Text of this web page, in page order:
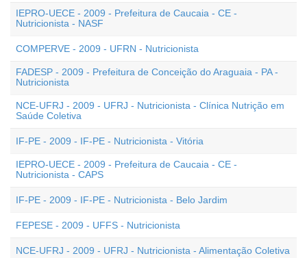
IEPRO-UECE - 2009 - Prefeitura de Caucaia - CE -
Nutricionista - NASF
COMPERVE - 2009 - UFRN - Nutricionista
FADESP - 2009 - Prefeitura de Conceição do Araguaia - PA -
Nutricionista
NCE-UFRJ - 2009 - UFRJ - Nutricionista - Clínica Nutrição em
Saúde Coletiva
IF-PE - 2009 - IF-PE - Nutricionista - Vitória
IEPRO-UECE - 2009 - Prefeitura de Caucaia - CE -
Nutricionista - CAPS
IF-PE - 2009 - IF-PE - Nutricionista - Belo Jardim
FEPESE - 2009 - UFFS - Nutricionista
NCE-UFRJ - 2009 - UFRJ - Nutricionista - Alimentação Coletiva